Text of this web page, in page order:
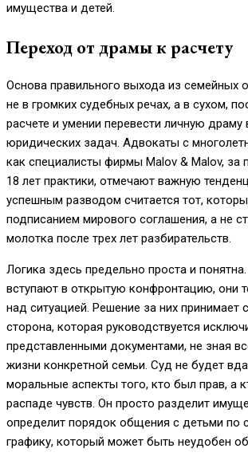
имущества и детей.
Переход от драмы к расчету
Основа правильного выхода из семейных
не в громких судебных речах, а в сухом,
расчете и умении перевести личную драму
юридических задач. Адвокаты с
как специалисты фирмы Malov & Malov, за
18 лет практики, отмечают важную
успешным разводом считается тот,
подписанием мирового соглашения, а не
молотка после трех лет разбирательств.
Логика здесь предельно проста и
вступают в открытую конфронтацию, они
над ситуацией. Решение за них принимает
сторона, которая руководствуется
представленными документами, не зная
жизни конкретной семьи. Суд не будет
моральные аспекты того, кто был прав, а
распаде чувств. Он просто разделит
определит порядок общения с детьми по
графику, который может быть неудобен